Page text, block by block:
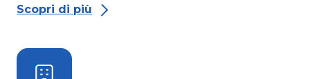
Scopri di più